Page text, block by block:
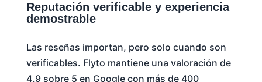
Reputación verificable y experiencia
demostrable
Las reseñas importan, pero solo cuando son
verificables. Flyto mantiene una valoración de
4.9 sobre 5 en Google con más de 400